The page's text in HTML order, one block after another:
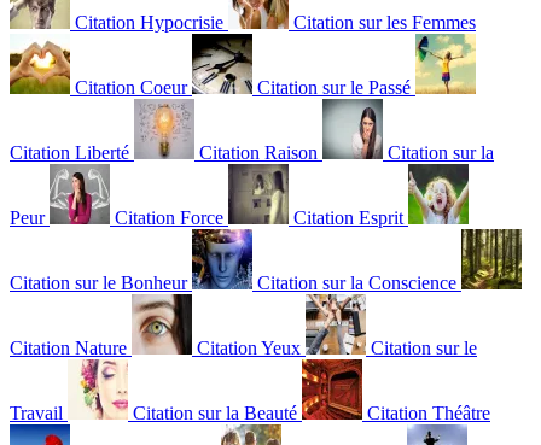
Citation Hypocrisie Citation sur les Femmes
Citation Coeur Citation sur le Passé
Citation Liberté Citation Raison Citation sur la
Peur Citation Force Citation Esprit
Citation sur le Bonheur Citation sur la Conscience
Citation Nature Citation Yeux Citation sur le
Travail Citation sur la Beauté Citation Théâtre